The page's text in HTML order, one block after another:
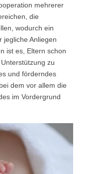
mehrerer
die
wodurch ein
jegliche Anliegen
ist es, Eltern schon
zu
und förderndes
dem vor allem die
im Vordergrund